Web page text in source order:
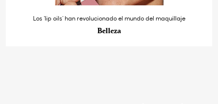
Los ‘lip oils’ han revolucionado el mundo del maquillaje
Belleza